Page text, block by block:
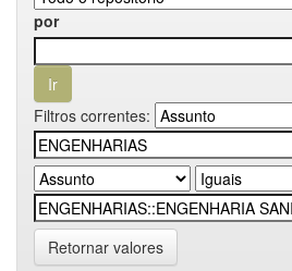
por
Filtros correntes:
Retornar valores